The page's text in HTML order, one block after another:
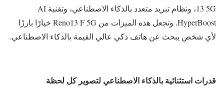
13 5G، ونظام تبريد متعدد بالذكاء الاصطناعي، وتقنية AI
HyperBoost. وتجعل هذه الميزات من Reno13 F 5G خيارًا بارزًا
لأي شخص يبحث عن هاتف ذكي عالي القيمة بالذكاء الاصطناعي.
قدرات استثنائية بالذكاء الاصطناعي لتصوير كل لحظة